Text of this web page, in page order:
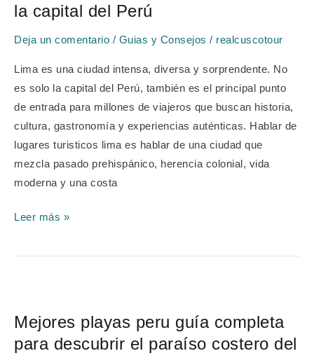
la capital del Perú
Deja un comentario / Guias y Consejos / realcuscotour
Lima es una ciudad intensa, diversa y sorprendente. No
es solo la capital del Perú, también es el principal punto
de entrada para millones de viajeros que buscan historia,
cultura, gastronomía y experiencias auténticas. Hablar de
lugares turisticos lima es hablar de una ciudad que
mezcla pasado prehispánico, herencia colonial, vida
moderna y una costa
completa
imperdible
para
descubrir
la
capital
del
Leer más »
Mejores playas peru guía completa
para descubrir el paraíso costero del
peru
guía